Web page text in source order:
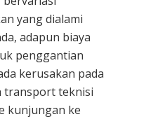
yang dialami
adapun biaya
penggantian
kerusakan pada
transport teknisi
kunjungan ke